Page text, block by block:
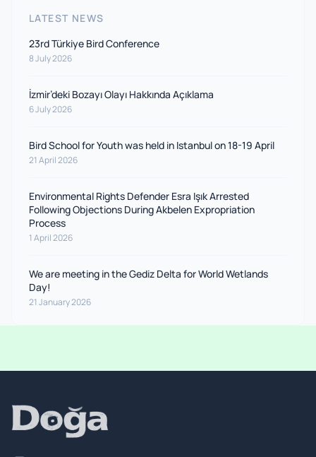
LATEST NEWS
23rd Türkiye Bird Conference
8 July 2026
İzmir’deki Bozayı Olayı Hakkında Açıklama
6 July 2026
Bird School for Youth was held in Istanbul on 18-19 April
21 April 2026
Environmental Rights Defender Esra Işık Arrested
Following Objections During Akbelen Expropriation
Process
1 April 2026
We are meeting in the Gediz Delta for World Wetlands
Day!
21 January 2026